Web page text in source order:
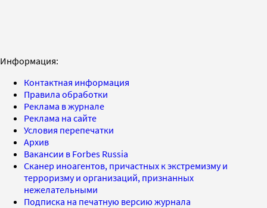
Информация:
Контактная информация
Правила обработки
Реклама в журнале
Реклама на сайте
Условия перепечатки
Архив
Вакансии в Forbes Russia
Сканер иноагентов, причастных к экстремизму и
терроризму и организаций, признанных
нежелательными
Подписка на печатную версию журнала